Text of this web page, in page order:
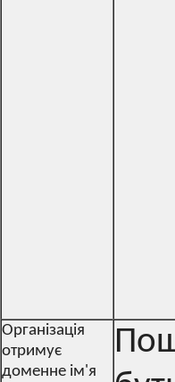
Організація
отримує
доменне ім'я